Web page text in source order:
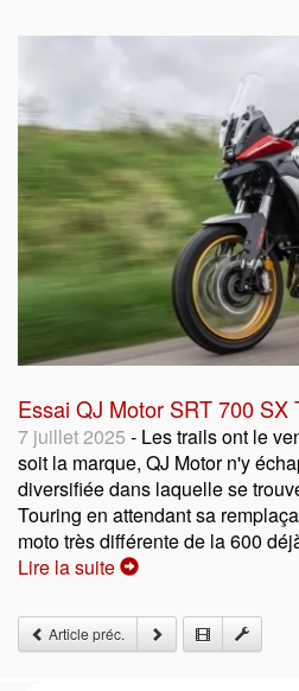
Essai QJ Motor SRT 700 SX
7 juillet 2025 - Les trails ont le
soit la marque, QJ Motor n'y
diversifiée dans laquelle se
Touring en attendant sa
moto très différente de la 600
Lire la suite
Article préc.